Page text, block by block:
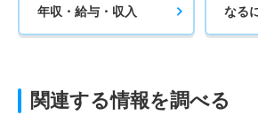
年収・給与・収入 なる
関連する情報を調べる